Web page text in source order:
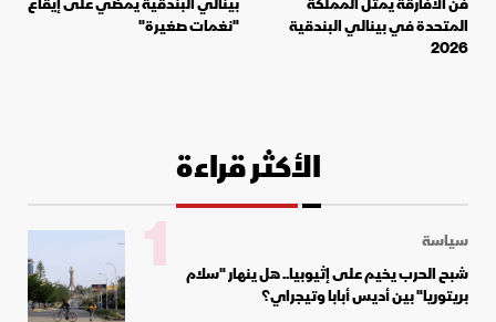
المتحدة في بينالي البندقية
2026
"نغمات صغيرة"
الأكثر قراءة
سياسة
شبح الحرب يخيم على إثيوبيا.. هل ينهار "سلام
بريتوريا" بين أديس أبابا وتيجراي؟
1